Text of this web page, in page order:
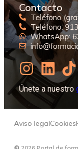
Contacto
Teléfono
Teléfono:
WhatsApp:
Únete a nuestro
Aviso legalCookies